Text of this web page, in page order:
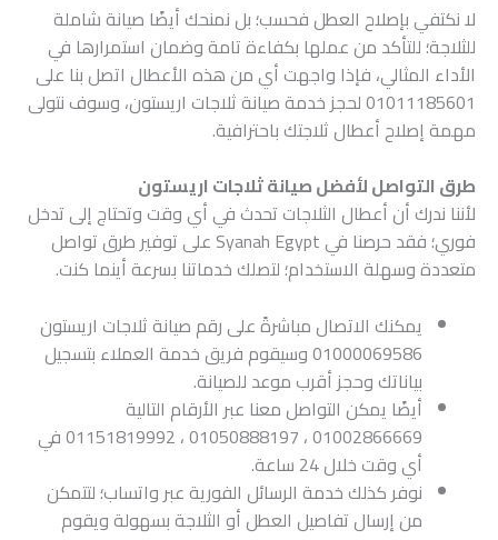
لا نكتفي بإصلاح العطل فحسب؛ بل نمنحك أيضًا صيانة شاملة
للثلاجة؛ للتأكد من عملها بكفاءة تامة وضمان استمرارها في
الأداء المثالي، فإذا واجهت أي من هذه الأعطال اتصل بنا على
01011185601 لحجز خدمة صيانة ثلاجات اريستون، وسوف نتولى
مهمة إصلاح أعطال ثلاجتك باحترافية.
طرق التواصل لأفضل صيانة ثلاجات اريستون
لأننا ندرك أن أعطال الثلاجات تحدث في أي وقت وتحتاج إلى تدخل
فوري؛ فقد حرصنا في Syanah Egypt على توفير طرق تواصل
متعددة وسهلة الاستخدام؛ لتصلك خدماتنا بسرعة أينما كنت.
يمكنك الاتصال مباشرةً على رقم صيانة ثلاجات اريستون
01000069586 وسيقوم فريق خدمة العملاء بتسجيل
بياناتك وحجز أقرب موعد للصيانة.
أيضًا يمكن التواصل معنا عبر الأرقام التالية
01002866669 ، 01050888197 ، 01151819992 في
أي وقت خلال 24 ساعة.
نوفر كذلك خدمة الرسائل الفورية عبر واتساب؛ لتتمكن
من إرسال تفاصيل العطل أو الثلاجة بسهولة ويقوم